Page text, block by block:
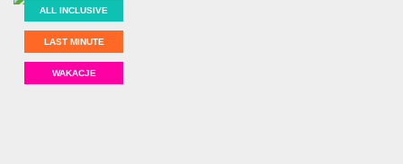
ALL INCLUSIVE
LAST MINUTE
WAKACJE